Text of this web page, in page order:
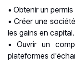
• Obtenir un
• Créer une
les gains en capital.
• Ouvrir un
plateformes